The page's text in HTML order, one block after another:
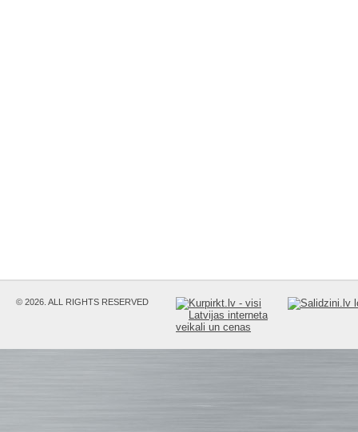
© 2026. ALL RIGHTS RESERVED